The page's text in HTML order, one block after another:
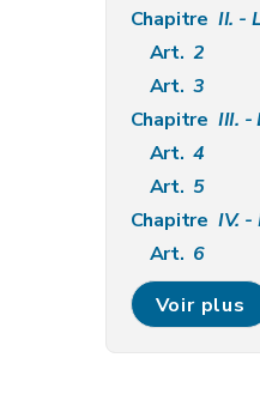
Chapitre II. -
Art.2
Art.3
Chapitre III. -
Art.4
Art. 5
Chapitre IV. -
Art. 6
Art.7
Art.8
Voir plus